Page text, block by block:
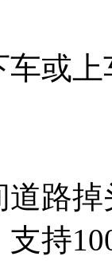
或上
路掉
支持